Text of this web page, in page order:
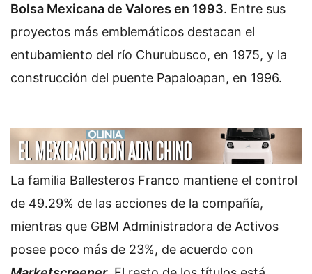
Bolsa Mexicana de Valores en 1993. Entre sus
proyectos más emblemáticos destacan el
entubamiento del río Churubusco, en 1975, y la
construcción del puente Papaloapan, en 1996.
La familia Ballesteros Franco mantiene el control
de 49.29% de las acciones de la compañía,
mientras que GBM Administradora de Activos
posee poco más de 23%, de acuerdo con